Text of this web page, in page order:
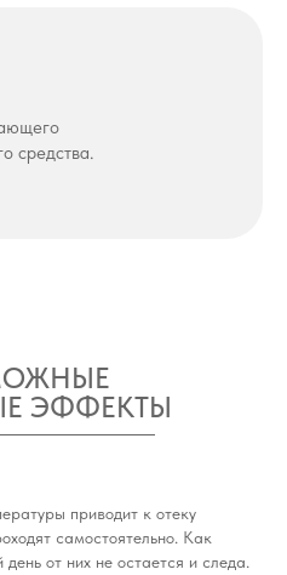
средства.
ЭФФЕКТЫ
приводит к отеку
самостоятельно. Как
от них не остается и следа.